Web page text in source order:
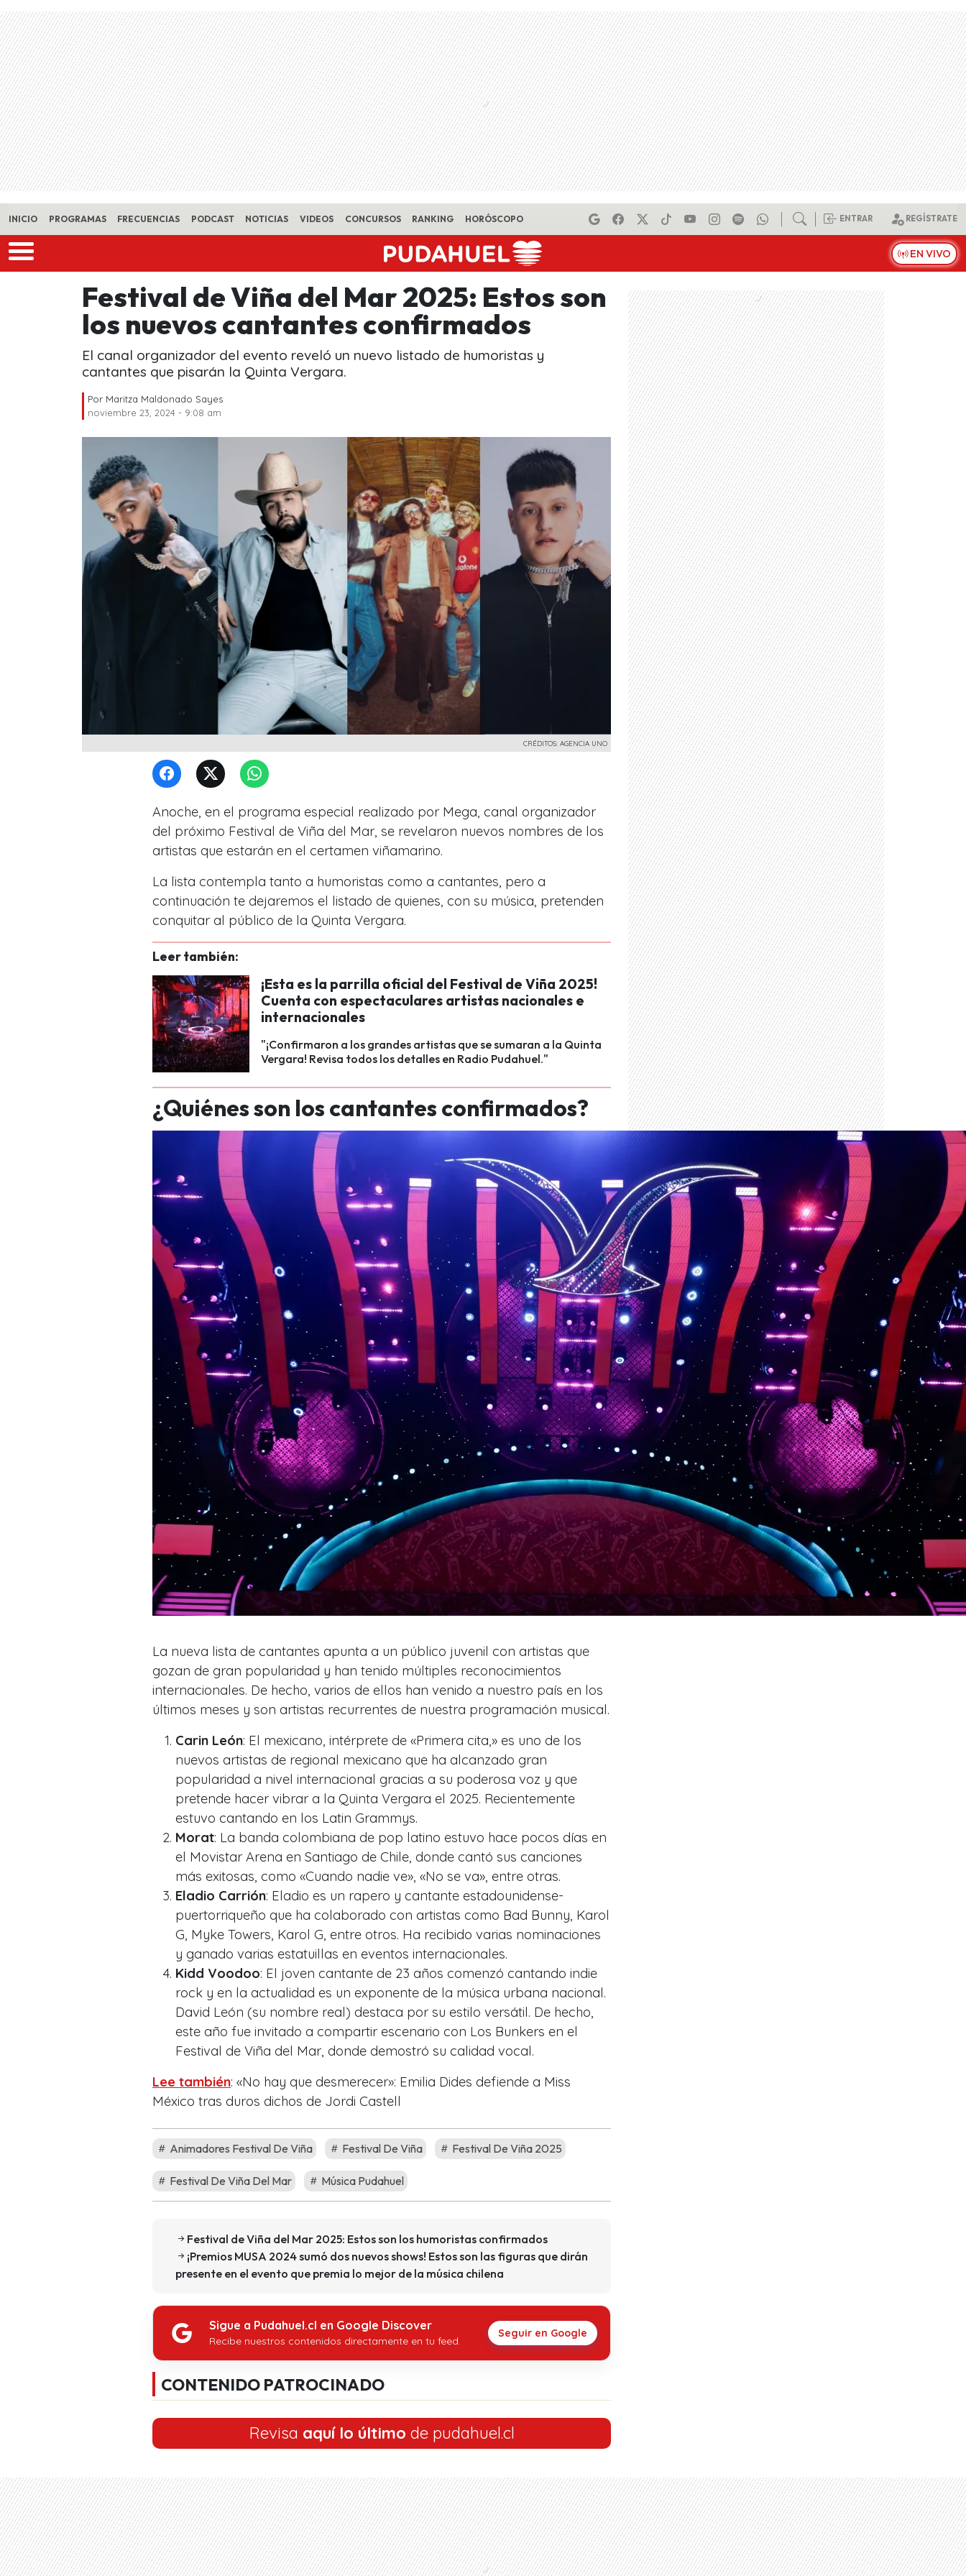
Skip to main content
INICIO PROGRAMAS FRECUENCIAS PODCAST NOTICIAS VIDEOS CONCURSOS RANKING HORÓSCOPO ENTRAR REGÍSTRATE
EN VIVO
Festival de Viña del Mar 2025: Estos son
los nuevos cantantes confirmados
El canal organizador del evento reveló un nuevo listado de humoristas y
cantantes que pisarán la Quinta Vergara.
Por Maritza Maldonado Sayes
noviembre 23, 2024 - 9:08 am
CRÉDITOS: AGENCIA UNO
Anoche, en el programa especial realizado por Mega, canal organizador
del próximo Festival de Viña del Mar, se revelaron nuevos nombres de los
artistas que estarán en el certamen viñamarino.
La lista contempla tanto a humoristas como a cantantes, pero a
continuación te dejaremos el listado de quienes, con su música, pretenden
conquitar al público de la Quinta Vergara.
Leer también:
¡Esta es la parrilla oficial del Festival de Viña 2025!
Cuenta con espectaculares artistas nacionales e
internacionales
"¡Confirmaron a los grandes artistas que se sumaran a la Quinta
Vergara! Revisa todos los detalles en Radio Pudahuel."
¿Quiénes son los cantantes confirmados?
La nueva lista de cantantes apunta a un público juvenil con artistas que
gozan de gran popularidad y han tenido múltiples reconocimientos
internacionales. De hecho, varios de ellos han venido a nuestro país en los
últimos meses y son artistas recurrentes de nuestra programación musical.
Carin León: El mexicano, intérprete de «Primera cita,» es uno de los
nuevos artistas de regional mexicano que ha alcanzado gran
popularidad a nivel internacional gracias a su poderosa voz y que
pretende hacer vibrar a la Quinta Vergara el 2025. Recientemente
estuvo cantando en los Latin Grammys.
Morat: La banda colombiana de pop latino estuvo hace pocos días en
el Movistar Arena en Santiago de Chile, donde cantó sus canciones
más exitosas, como «Cuando nadie ve», «No se va», entre otras.
Eladio Carrión: Eladio es un rapero y cantante estadounidense-
puertorriqueño que ha colaborado con artistas como Bad Bunny, Karol
G, Myke Towers, Karol G, entre otros. Ha recibido varias nominaciones
y ganado varias estatuillas en eventos internacionales.
Kidd Voodoo: El joven cantante de 23 años comenzó cantando indie
rock y en la actualidad es un exponente de la música urbana nacional.
David León (su nombre real) destaca por su estilo versátil. De hecho,
este año fue invitado a compartir escenario con Los Bunkers en el
Festival de Viña del Mar, donde demostró su calidad vocal.
Lee también: «No hay que desmerecer»: Emilia Dides defiende a Miss
México tras duros dichos de Jordi Castell
Animadores Festival De Viña Festival De Viña Festival De Viña 2025
Festival De Viña Del Mar Música Pudahuel
Festival de Viña del Mar 2025: Estos son los humoristas confirmados
¡Premios MUSA 2024 sumó dos nuevos shows! Estos son las figuras que dirán
presente en el evento que premia lo mejor de la música chilena
Sigue a Pudahuel.cl en Google Discover
Recibe nuestros contenidos directamente en tu feed.
Seguir en Google
CONTENIDO PATROCINADO
Revisa aquí lo último de pudahuel.cl